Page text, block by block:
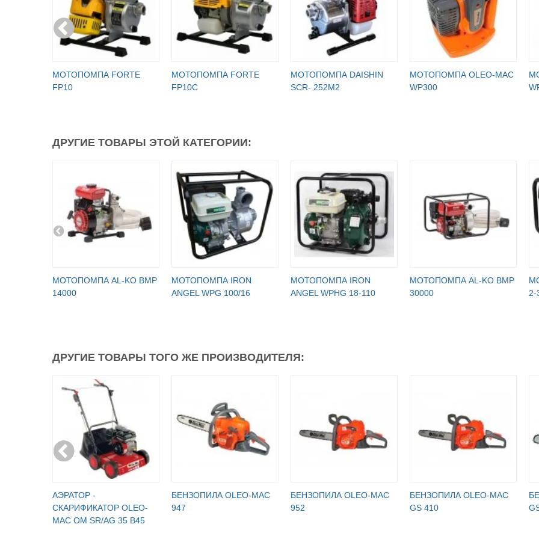
МОТОПОМПА FORTE
FP10
МОТОПОМПА FORTE
FP10C
МОТОПОМПА DAISHIN
SCR- 252М2
МОТОПОМПА OLEO-MAC
WP300
ДРУГИЕ ТОВАРЫ ЭТОЙ КАТЕГОРИИ:
МОТОПОМПА AL-KO BMP
14000
МОТОПОМПА IRON
ANGEL WPG 100/16
МОТОПОМПА IRON
ANGEL WPHG 18-110
МОТОПОМПА AL-KO BMP
30000
2-
ДРУГИЕ ТОВАРЫ ТОГО ЖЕ ПРОИЗВОДИТЕЛЯ:
АЭРАТОР -
СКАРИФИКАТОР OLEO-
MAC OM SR/AG 35 B45
БЕНЗОПИЛА OLEO-MAC
947
БЕНЗОПИЛА OLEO-MAC
952
БЕНЗОПИЛА OLEO-MAC
GS 410